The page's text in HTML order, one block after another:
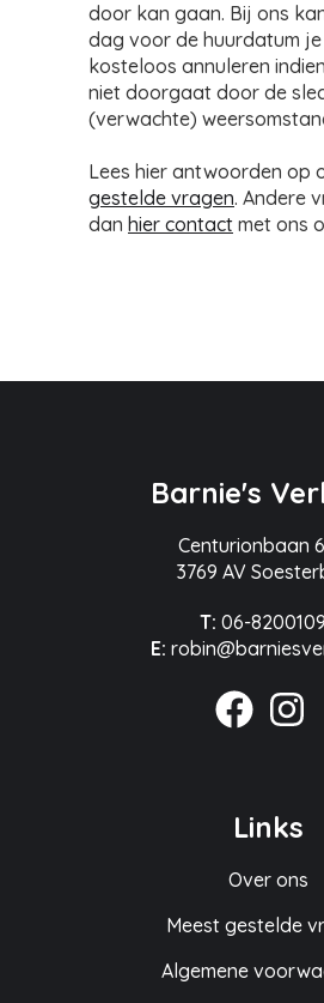
door kan gaan. Bij ons
dag voor de huurdatum
kosteloos annuleren
niet doorgaat door de
(verwachte)
Lees hier antwoorden op
gestelde vragen. Andere
dan hier contact met ons
Barnie's
Centurionbaan
3769 AV
T: 06-
E:
Links
Over ons
Meest gestelde
Algemene